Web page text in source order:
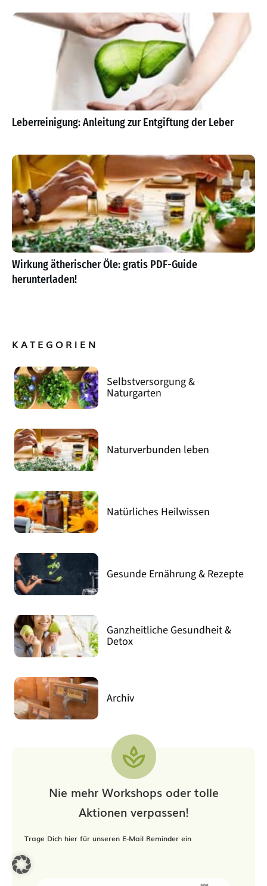
Leberreinigung: Anleitung zur Entgiftung der Leber
Wirkung ätherischer Öle: gratis PDF-Guide
herunterladen!
KATEGORIEN
Selbstversorgung &
Naturgarten
Naturverbunden leben
Natürliches Heilwissen
Gesunde Ernährung & Rezepte
Ganzheitliche Gesundheit &
Detox
Archiv
Nie mehr Workshops oder tolle
Aktionen verpassen!
Trage Dich hier für unseren E-Mail Reminder ein